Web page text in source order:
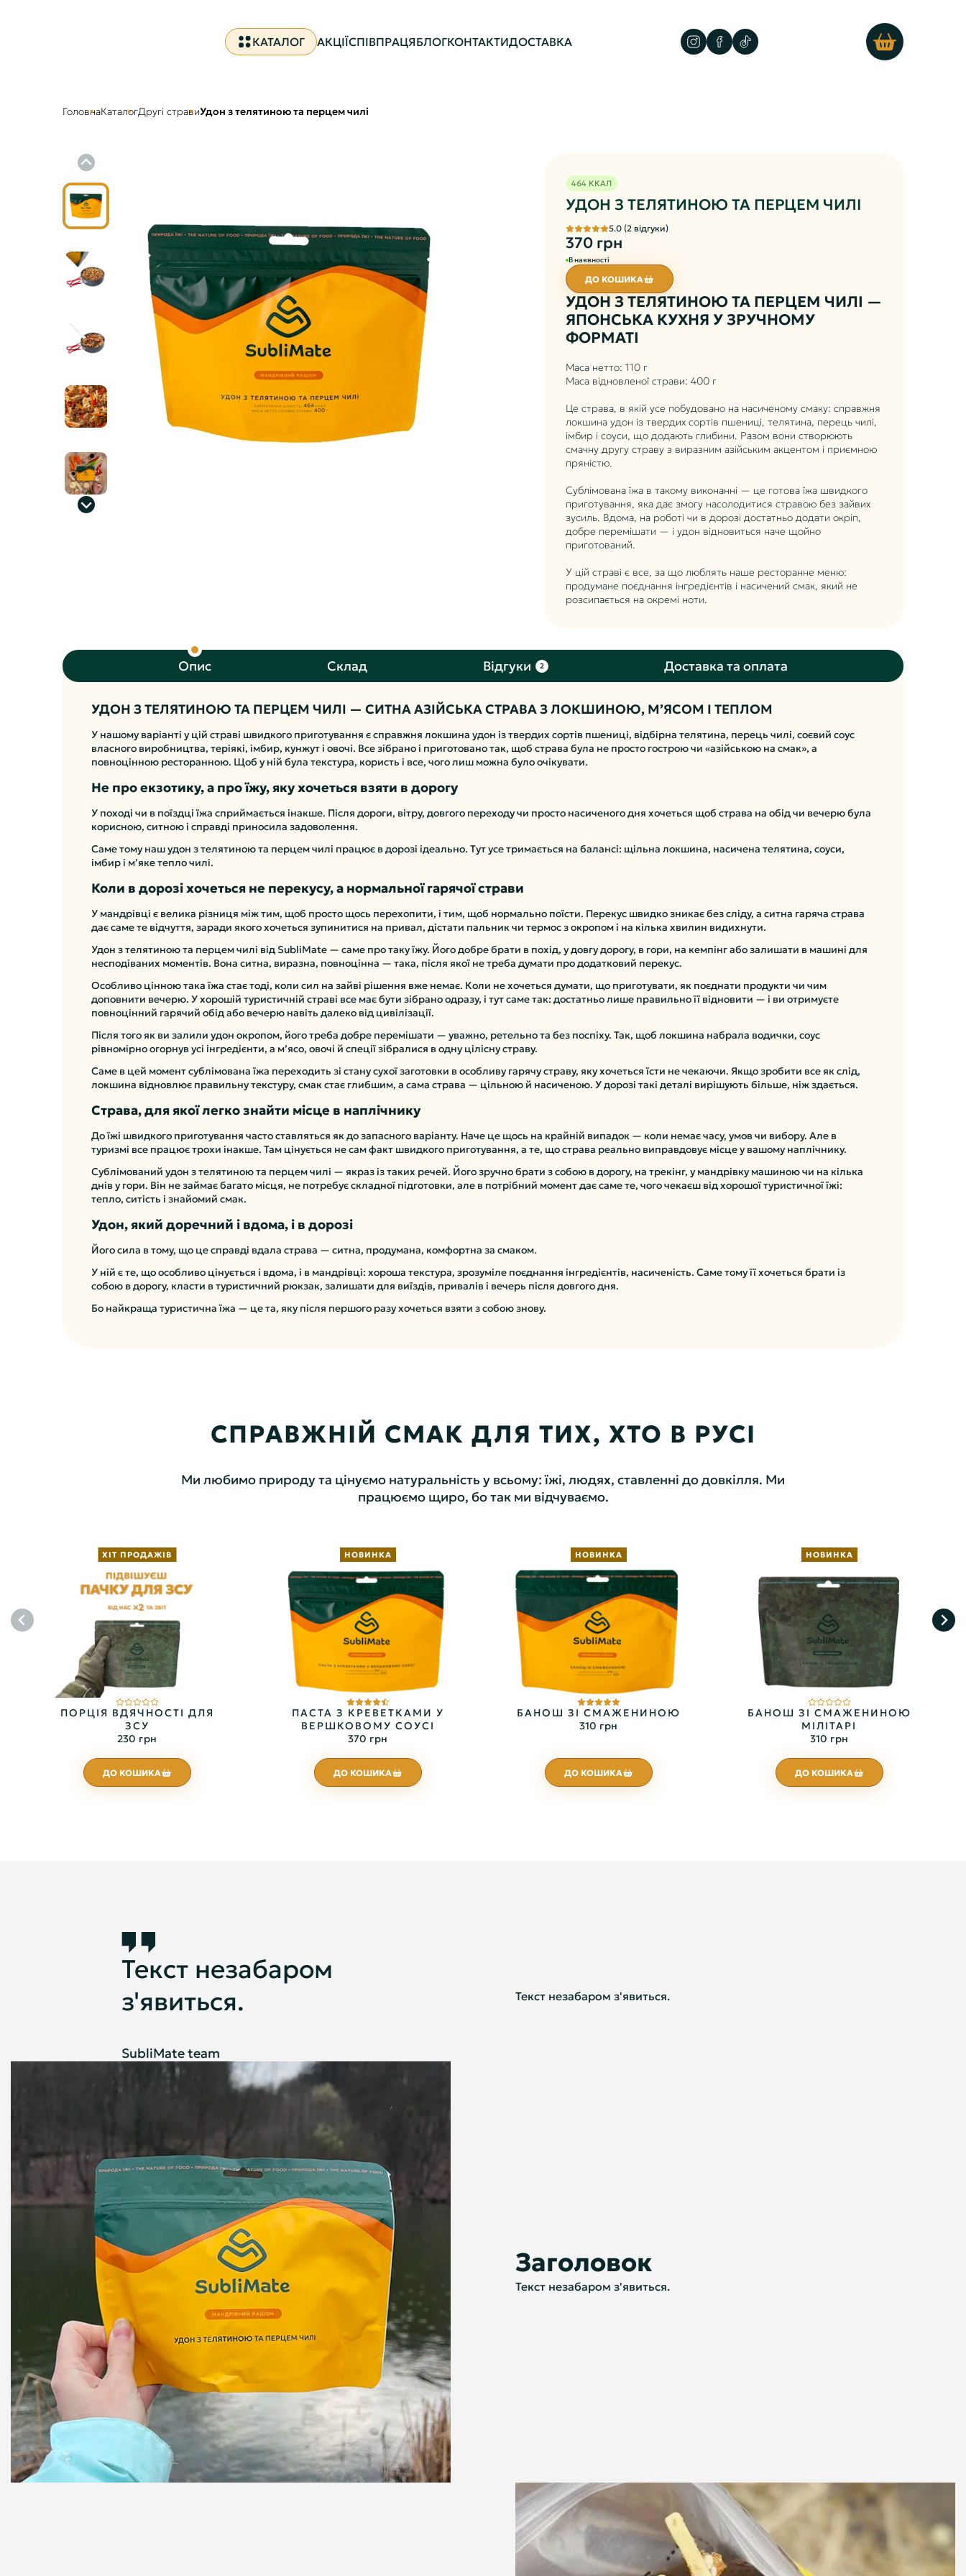
КАТАЛОГ АКЦІЇСПІВПРАЦЯБЛОГКОНТАКТИДОСТАВКА
ГоловнаКаталогДругі стравиУдон з телятиною та перцем чилі
464 ККАЛ
УДОН З ТЕЛЯТИНОЮ ТА ПЕРЦЕМ ЧИЛІ
5.0 (2 відгуки)
370 грн
В наявності
ДО КОШИКА
УДОН З ТЕЛЯТИНОЮ ТА ПЕРЦЕМ ЧИЛІ —
ЯПОНСЬКА КУХНЯ У ЗРУЧНОМУ
ФОРМАТІ
Маса нетто: 110 г
Маса відновленої страви: 400 г
Це страва, в якій усе побудовано на насиченому смаку: справжня
локшина удон із твердих сортів пшениці, телятина, перець чилі,
імбир і соуси, що додають глибини. Разом вони створюють
смачну другу страву з виразним азійським акцентом і приємною
пряністю.
Сублімована їжа в такому виконанні — це готова їжа швидкого
приготування, яка дає змогу насолодитися стравою без зайвих
зусиль. Вдома, на роботі чи в дорозі достатньо додати окріп,
добре перемішати — і удон відновиться наче щойно
приготований.
У цій страві є все, за що люблять наше ресторанне меню:
продумане поєднання інгредієнтів і насичений смак, який не
розсипається на окремі ноти.
Опис Склад Відгуки 2 Доставка та оплата
УДОН З ТЕЛЯТИНОЮ ТА ПЕРЦЕМ ЧИЛІ — СИТНА АЗІЙСЬКА СТРАВА З ЛОКШИНОЮ, М’ЯСОМ І ТЕПЛОМ
У нашому варіанті у цій страві швидкого приготування є справжня локшина удон із твердих сортів пшениці, відбірна телятина, перець чилі, соєвий соус
власного виробництва, теріякі, імбир, кунжут і овочі. Все зібрано і приготовано так, щоб страва була не просто гострою чи «азійською на смак», а
повноцінною ресторанною. Щоб у ній була текстура, користь і все, чого лиш можна було очікувати.
Не про екзотику, а про їжу, яку хочеться взяти в дорогу
У поході чи в поїздці їжа сприймається інакше. Після дороги, вітру, довгого переходу чи просто насиченого дня хочеться щоб страва на обід чи вечерю була
корисною, ситною і справді приносила задоволення.
Саме тому наш удон з телятиною та перцем чилі працює в дорозі ідеально. Тут усе тримається на балансі: щільна локшина, насичена телятина, соуси,
імбир і м’яке тепло чилі.
Коли в дорозі хочеться не перекусу, а нормальної гарячої страви
У мандрівці є велика різниця між тим, щоб просто щось перехопити, і тим, щоб нормально поїсти. Перекус швидко зникає без сліду, а ситна гаряча страва
дає саме те відчуття, заради якого хочеться зупинитися на привал, дістати пальник чи термос з окропом і на кілька хвилин видихнути.
Удон з телятиною та перцем чилі від SubliMate — саме про таку їжу. Його добре брати в похід, у довгу дорогу, в гори, на кемпінг або залишати в машині для
несподіваних моментів. Вона ситна, виразна, повноцінна — така, після якої не треба думати про додатковий перекус.
Особливо цінною така їжа стає тоді, коли сил на зайві рішення вже немає. Коли не хочеться думати, що приготувати, як поєднати продукти чи чим
доповнити вечерю. У хорошій туристичній страві все має бути зібрано одразу, і тут саме так: достатньо лише правильно її відновити — і ви отримуєте
повноцінний гарячий обід або вечерю навіть далеко від цивілізації.
Після того як ви залили удон окропом, його треба добре перемішати — уважно, ретельно та без поспіху. Так, щоб локшина набрала водички, соус
рівномірно огорнув усі інгредієнти, а м’ясо, овочі й спеції зібралися в одну цілісну страву.
Саме в цей момент сублімована їжа переходить зі стану сухої заготовки в особливу гарячу страву, яку хочеться їсти не чекаючи. Якщо зробити все як слід,
локшина відновлює правильну текстуру, смак стає глибшим, а сама страва — цільною й насиченою. У дорозі такі деталі вирішують більше, ніж здається.
Страва, для якої легко знайти місце в наплічнику
До їжі швидкого приготування часто ставляться як до запасного варіанту. Наче це щось на крайній випадок — коли немає часу, умов чи вибору. Але в
туризмі все працює трохи інакше. Там цінується не сам факт швидкого приготування, а те, що страва реально виправдовує місце у вашому наплічнику.
Сублімований удон з телятиною та перцем чилі — якраз із таких речей. Його зручно брати з собою в дорогу, на трекінг, у мандрівку машиною чи на кілька
днів у гори. Він не займає багато місця, не потребує складної підготовки, але в потрібний момент дає саме те, чого чекаєш від хорошої туристичної їжі:
тепло, ситість і знайомий смак.
Удон, який доречний і вдома, і в дорозі
Його сила в тому, що це справді вдала страва — ситна, продумана, комфортна за смаком.
У ній є те, що особливо цінується і вдома, і в мандрівці: хороша текстура, зрозуміле поєднання інгредієнтів, насиченість. Саме тому її хочеться брати із
собою в дорогу, класти в туристичний рюкзак, залишати для виїздів, привалів і вечерь після довгого дня.
Бо найкраща туристична їжа — це та, яку після першого разу хочеться взяти з собою знову.
СПРАВЖНІЙ СМАК ДЛЯ ТИХ, ХТО В РУСІ
Ми любимо природу та цінуємо натуральність у всьому: їжі, людях, ставленні до довкілля. Ми
працюємо щиро, бо так ми відчуваємо.
ХІТ ПРОДАЖІВ
ПОРЦІЯ ВДЯЧНОСТІ ДЛЯ
ЗСУ
230 грн
ДО КОШИКА
НОВИНКА
ПАСТА З КРЕВЕТКАМИ У
ВЕРШКОВОМУ СОУСІ
370 грн
ДО КОШИКА
НОВИНКА
БАНОШ ЗІ СМАЖЕНИНОЮ
310 грн
ДО КОШИКА
НОВИНКА
БАНОШ ЗІ СМАЖЕНИНОЮ
МІЛІТАРІ
310 грн
ДО КОШИКА
Текст незабаром
з'явиться.
SubliMate team
Текст незабаром з'явиться.
Заголовок
Текст незабаром з'явиться.